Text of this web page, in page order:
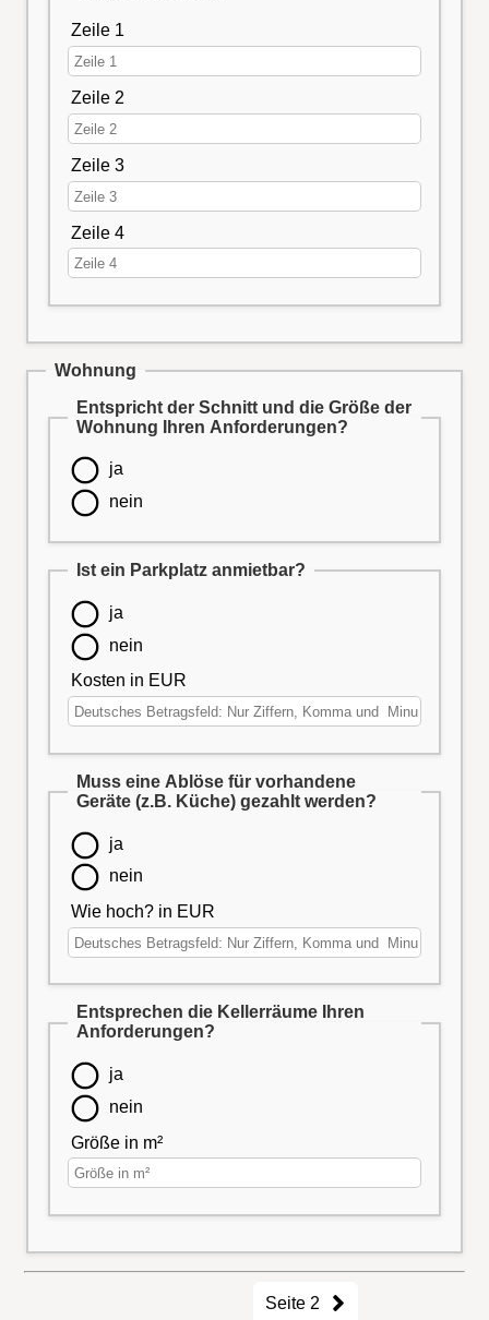
Zeile 1
Zeile 2
Zeile 3
Zeile 4
Wohnung
Entspricht der Schnitt und die Größe der
Wohnung Ihren Anforderungen?
ja
nein
Ist ein Parkplatz anmietbar?
ja
nein
Kosten in EUR
Muss eine Ablöse für vorhandene
Geräte (z.B. Küche) gezahlt werden?
ja
nein
Wie hoch? in EUR
Entsprechen die Kellerräume Ihren
Anforderungen?
ja
nein
Größe in m²
Seite 2